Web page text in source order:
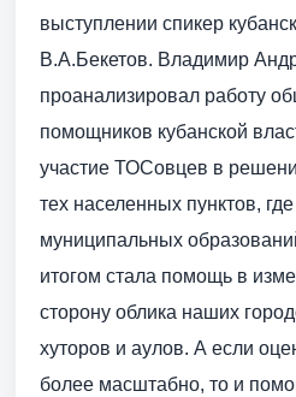
выступлении спикер
В.А.Бекетов. Владимир
проанализировал работу
помощников кубанской
участие ТОСовцев в
тех населенных пунктов,
муниципальных
итогом стала помощь в
сторону облика наших
хуторов и аулов. А если
более масштабно, то и